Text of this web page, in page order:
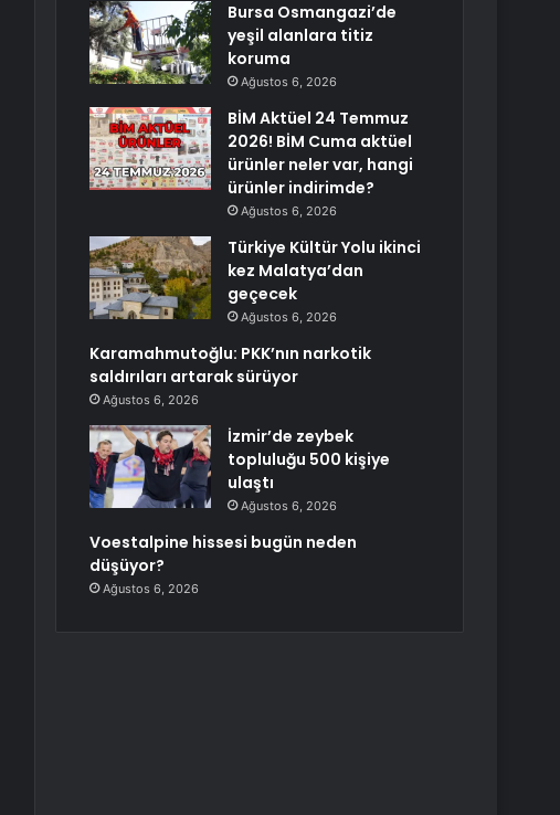
Bursa Osmangazi’de
yeşil alanlara titiz
koruma
Ağustos 6, 2026
BİM Aktüel 24 Temmuz
2026! BİM Cuma aktüel
ürünler neler var, hangi
ürünler indirimde?
Ağustos 6, 2026
Türkiye Kültür Yolu ikinci
kez Malatya’dan
geçecek
Ağustos 6, 2026
Karamahmutoğlu: PKK’nın narkotik
saldırıları artarak sürüyor
Ağustos 6, 2026
İzmir’de zeybek
topluluğu 500 kişiye
ulaştı
Ağustos 6, 2026
Voestalpine hissesi bugün neden
düşüyor?
Ağustos 6, 2026